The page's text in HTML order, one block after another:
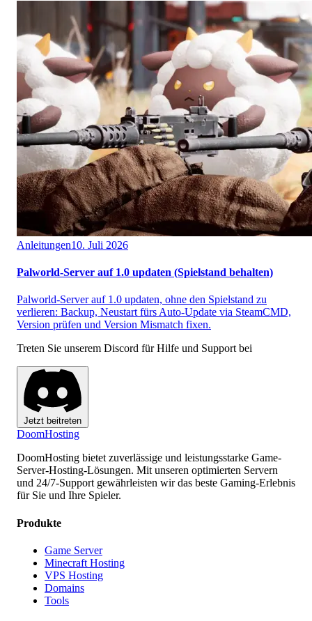
Anleitungen10. Juli 2026
Palworld-Server auf 1.0 updaten (Spielstand behalten)
Palworld-Server auf 1.0 updaten, ohne den Spielstand zu
verlieren: Backup, Neustart fürs Auto-Update via SteamCMD,
Version prüfen und Version Mismatch fixen.
Treten Sie unserem Discord für Hilfe und Support bei
Jetzt beitreten
DoomHosting
DoomHosting bietet zuverlässige und leistungsstarke Game-
Server-Hosting-Lösungen. Mit unseren optimierten Servern
und 24/7-Support gewährleisten wir das beste Gaming-Erlebnis
für Sie und Ihre Spieler.
Produkte
Game Server
Minecraft Hosting
VPS Hosting
Domains
Tools